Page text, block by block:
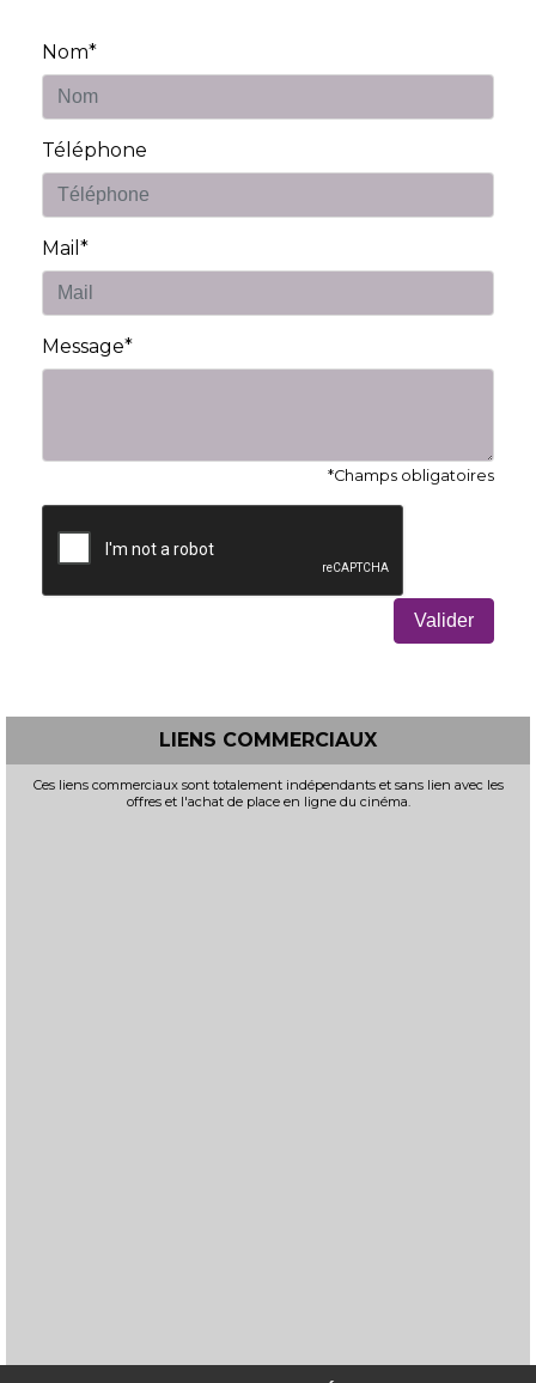
Nom*
Téléphone
Mail*
Message*
*Champs obligatoires
Valider
LIENS COMMERCIAUX
Ces liens commerciaux sont totalement indépendants et sans lien avec les
offres et l'achat de place en ligne du cinéma.